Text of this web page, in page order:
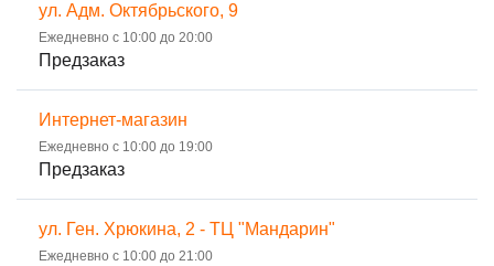
ул. Адм. Октябрьского, 9
Ежедневно с 10:00 до 20:00
Предзаказ
Интернет-магазин
Ежедневно с 10:00 до 19:00
Предзаказ
ул. Ген. Хрюкина, 2 - ТЦ "Мандарин"
Ежедневно с 10:00 до 21:00